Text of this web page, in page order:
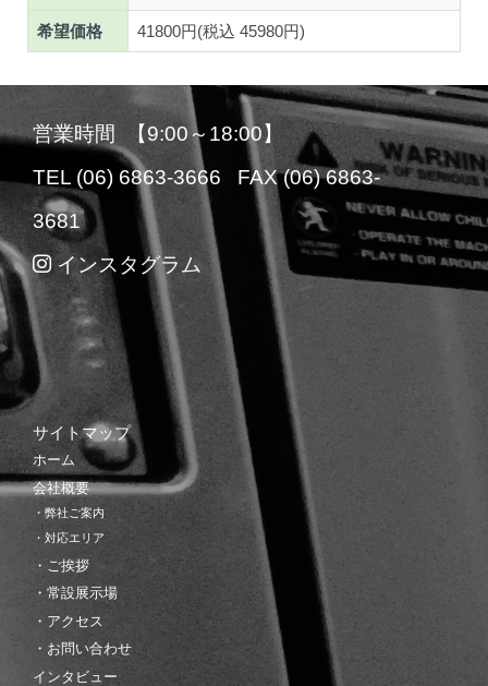
希望価格 41800円(税込 45980円)
営業時間 【9:00～18:00】
TEL (06) 6863-3666 FAX (06) 6863-
3681
インスタグラム
サイトマップ
ホーム
会社概要
・弊社ご案内
・対応エリア
・ご挨拶
・常設展示場
・アクセス
・お問い合わせ
インタビュー